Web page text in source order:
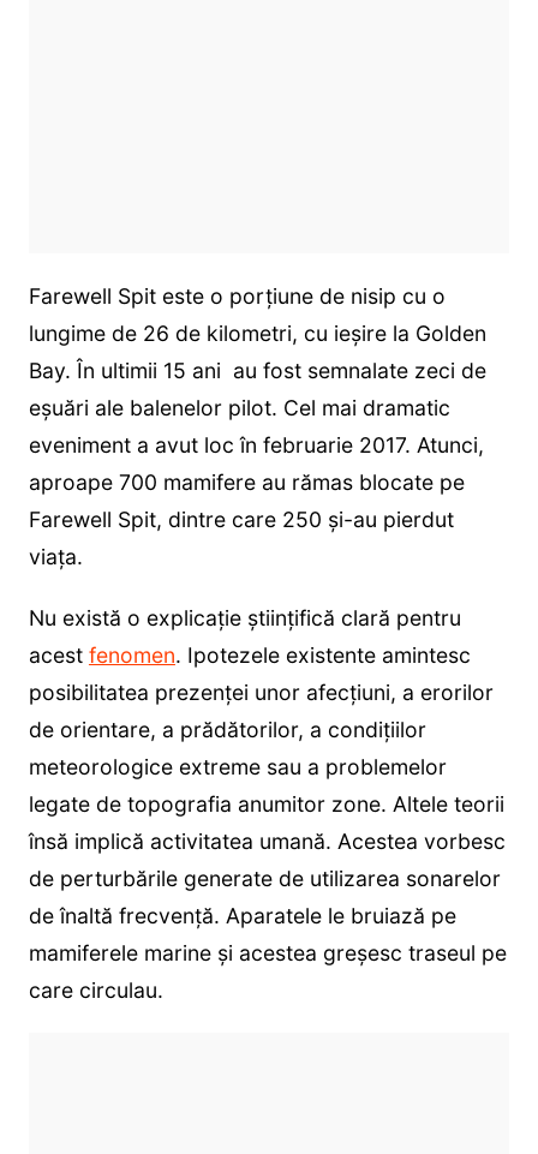
Farewell Spit este o porţiune de nisip cu o
lungime de 26 de kilometri, cu ieşire la Golden
Bay. În ultimii 15 ani au fost semnalate zeci de
eșuări ale balenelor pilot. Cel mai dramatic
eveniment a avut loc în februarie 2017. Atunci,
aproape 700 mamifere au rămas blocate pe
Farewell Spit, dintre care 250 şi-au pierdut
viaţa.
Nu există o explicaţie ştiinţifică clară pentru
acest fenomen. Ipotezele existente amintesc
posibilitatea prezenţei unor afecţiuni, a erorilor
de orientare, a prădătorilor, a condiţiilor
meteorologice extreme sau a problemelor
legate de topografia anumitor zone. Altele teorii
însă implică activitatea umană. Acestea vorbesc
de perturbările generate de utilizarea sonarelor
de înaltă frecvenţă. Aparatele le bruiază pe
mamiferele marine și acestea greșesc traseul pe
care circulau.